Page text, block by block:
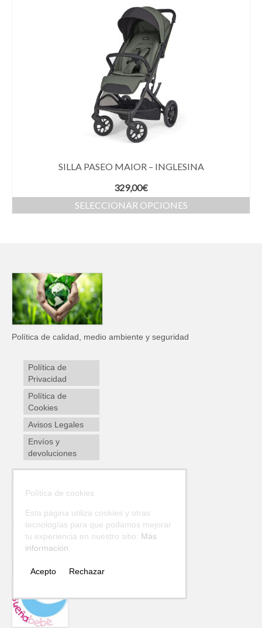
SILLA PASEO MAIOR – INGLESINA
329,00€
SELECCIONAR OPCIONES
Política de calidad, medio ambiente y seguridad
Política de
Privacidad
Política de
Cookies
Avisos Legales
Envíos y
devoluciones
Política de cookies
Esta página utiliza cookies y otras
tecnologías para que podamos mejorar
tu experiencia en nuestro sitio: Más
información.
Acepto Rechazar